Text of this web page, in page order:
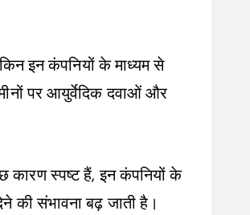
इन कंपनियों के माध्यम से
पर आयुर्वेदिक दवाओं और
कारण स्पष्ट हैं, इन कंपनियों के
संभावना बढ़ जाती है।